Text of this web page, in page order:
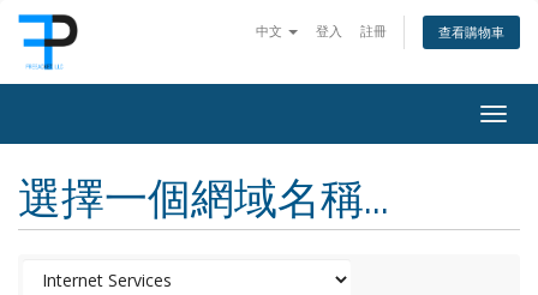
中文 登入 註冊 查看購物車
選擇一個網域名稱...